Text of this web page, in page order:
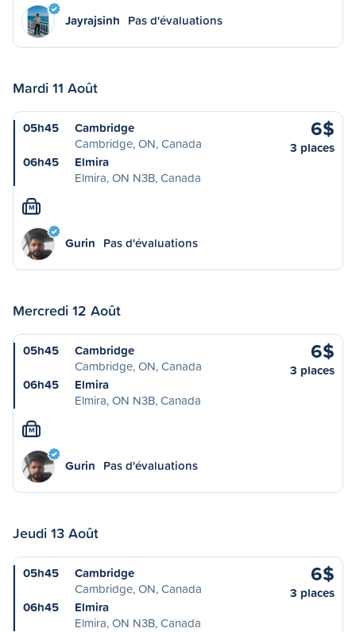
Jayrajsinh Pas d'évaluations
Mardi 11 Août
05h45
Cambridge
Cambridge, ON, Canada
06h45
Elmira
Elmira, ON N3B, Canada
6$
3 places
M
Gurin Pas d'évaluations
Mercredi 12 Août
05h45
Cambridge
Cambridge, ON, Canada
06h45
Elmira
Elmira, ON N3B, Canada
6$
3 places
M
Gurin Pas d'évaluations
Jeudi 13 Août
05h45
Cambridge
Cambridge, ON, Canada
06h45
Elmira
Elmira, ON N3B, Canada
6$
3 places